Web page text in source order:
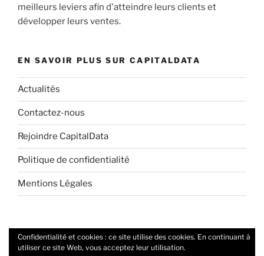
meilleurs leviers afin d'atteindre leurs clients et
développer leurs ventes.
EN SAVOIR PLUS SUR CAPITALDATA
Actualités
Contactez-nous
Rejoindre CapitalData
Politique de confidentialité
Mentions Légales
Twitter Linkedin
Confidentialité et cookies : ce site utilise des cookies. En continuant à
utiliser ce site Web, vous acceptez leur utilisation.